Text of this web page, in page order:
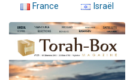
France
Israël